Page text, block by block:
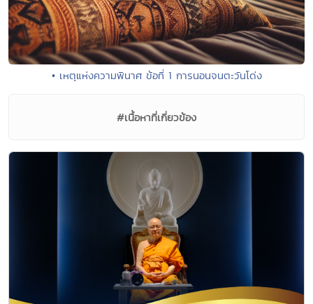
• เหตุแห่งความพินาศ ข้อที่ 1 การนอนจนตะวันโด่ง
#เนื้อหาที่เกี่ยวข้อง